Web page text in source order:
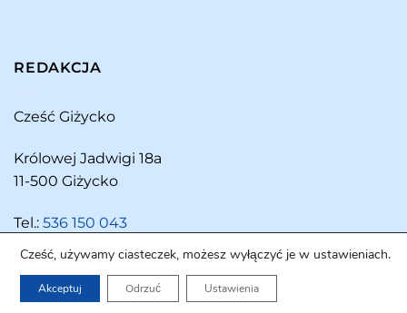
REDAKCJA
Cześć Giżycko
Królowej Jadwigi 18a
11-500 Giżycko
Tel.: 536 150 043
Copyright 2026 ©Cześć Giżycko
Cześć, używamy ciasteczek, możesz wyłączyć je w ustawieniach.
Akceptuj Odrzuć Ustawienia